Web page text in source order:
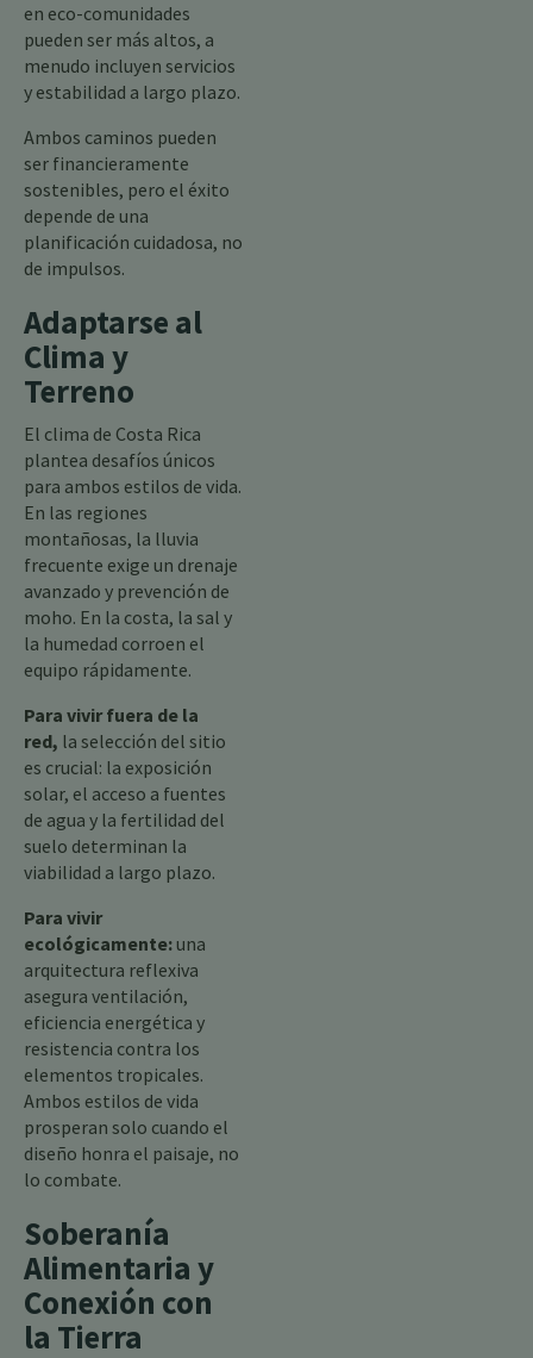
en eco-comunidades
pueden ser más altos, a
menudo incluyen servicios
y estabilidad a largo plazo.
Ambos caminos pueden
ser financieramente
sostenibles, pero el éxito
depende de una
planificación cuidadosa, no
de impulsos.
Adaptarse al
Clima y
Terreno
El clima de Costa Rica
plantea desafíos únicos
para ambos estilos de vida.
En las regiones
montañosas, la lluvia
frecuente exige un drenaje
avanzado y prevención de
moho. En la costa, la sal y
la humedad corroen el
equipo rápidamente.
Para vivir fuera de la
red, la selección del sitio
es crucial: la exposición
solar, el acceso a fuentes
de agua y la fertilidad del
suelo determinan la
viabilidad a largo plazo.
Para vivir
ecológicamente:una
arquitectura reflexiva
asegura ventilación,
eficiencia energética y
resistencia contra los
elementos tropicales.
Ambos estilos de vida
prosperan solo cuando el
diseño honra el paisaje, no
lo combate.
Soberanía
Alimentaria y
Conexión con
la Tierra